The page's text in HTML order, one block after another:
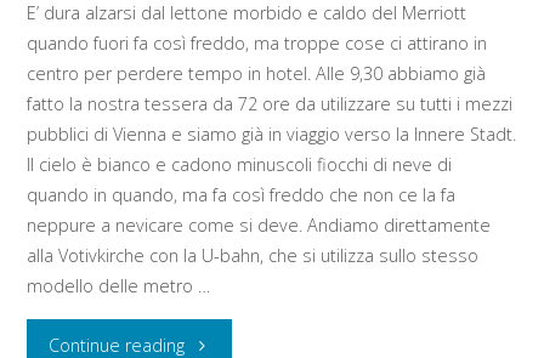
E’ dura alzarsi dal lettone morbido e caldo del Merriott
quando fuori fa così freddo, ma troppe cose ci attirano in
centro per perdere tempo in hotel. Alle 9,30 abbiamo già
fatto la nostra tessera da 72 ore da utilizzare su tutti i mezzi
pubblici di Vienna e siamo già in viaggio verso la Innere Stadt.
Il cielo è bianco e cadono minuscoli fiocchi di neve di
quando in quando, ma fa così freddo che non ce la fa
neppure a nevicare come si deve. Andiamo direttamente
alla Votivkirche con la U-bahn, che si utilizza sullo stesso
modello delle metro …
Continue reading"Venerdì